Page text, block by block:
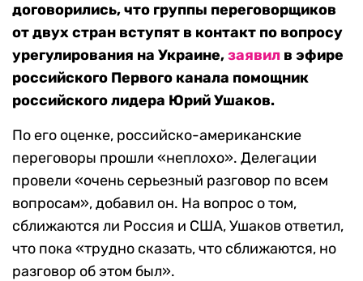
договорились, что группы переговорщиков
от двух стран вступят в контакт по вопросу
урегулирования на Украине,заявил в эфире
российского Первого канала помощник
российского лидера Юрий Ушаков.
По его оценке, российско-американские
переговоры прошли «неплохо». Делегации
провели «очень серьезный разговор по всем
вопросам», добавил он. На вопрос о том,
сближаются ли Россия и США, Ушаков ответил,
что пока «трудно сказать, что сближаются, но
разговор об этом был».